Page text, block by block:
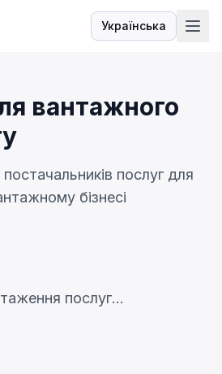
Українська
Мова
вантажного
послуг для
бізнесі
послуг...